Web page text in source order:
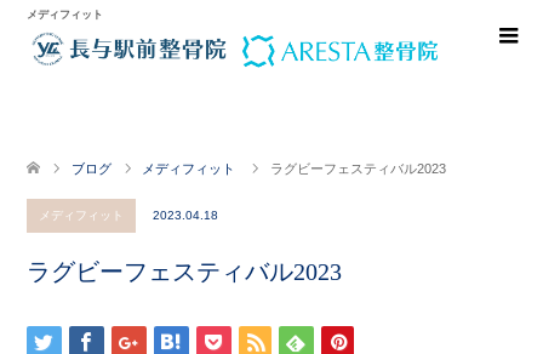
メディフィット
ブログ メディフィット ラグビーフェスティバル2023
メディフィット 2023.04.18
ラグビーフェスティバル2023